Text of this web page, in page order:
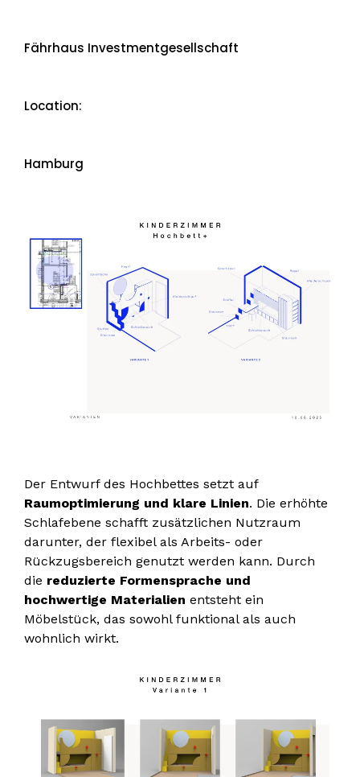
Fährhaus Investmentgesellschaft
Location:
Hamburg
Der Entwurf des Hochbettes setzt auf
Raumoptimierung und klare Linien. Die erhöhte
Schlafebene schafft zusätzlichen Nutzraum
darunter, der flexibel als Arbeits- oder
Rückzugsbereich genutzt werden kann. Durch
die reduzierte Formensprache und
hochwertige Materialien entsteht ein
Möbelstück, das sowohl funktional als auch
wohnlich wirkt.